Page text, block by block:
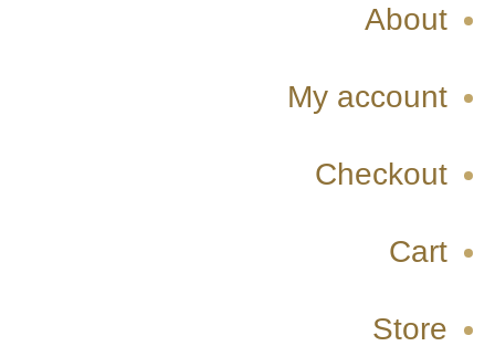
About
My account
Checkout
Cart
Store